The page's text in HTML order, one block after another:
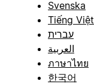
Svenska
Tiếng Việt
עברית
العربية
ภาษาไทย
한국어